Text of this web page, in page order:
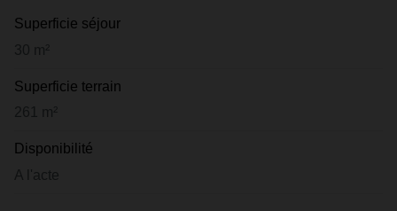
Superficie séjour
30 m²
Superficie terrain
261 m²
Disponibilité
A l'acte